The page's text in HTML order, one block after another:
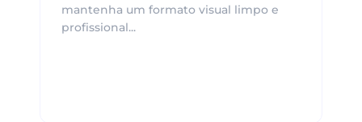
mantenha um formato visual limpo e
profissional...